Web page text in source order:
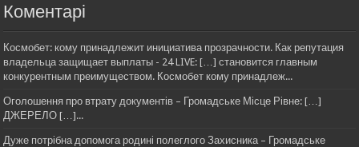
Коментарі
Космобет: кому принадлежит инициатива прозрачности. Как репутация
владельца защищает выплаты - 24 LIVE: […] становится главным
конкурентным преимуществом. Космобет кому принадлеж...
Оголошення про втрату документів – Громадське Місце Рівне: […]
ДЖЕРЕЛО […]...
Дуже потрібна допомога родині полеглого Захисника – Громадське